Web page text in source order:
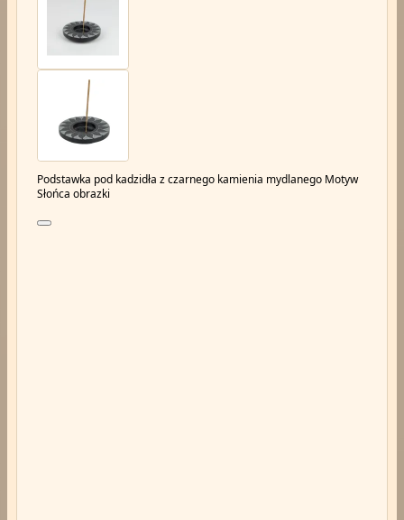
Podstawka pod kadzidła z czarnego kamienia mydlanego Motyw
Słońca obrazki